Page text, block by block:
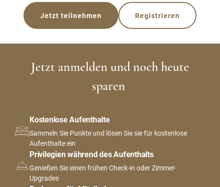
Jetzt teilnehmen Registrieren
Jetzt anmelden und noch heute
sparen
Kostenlose Aufenthalte
Sammeln Sie Punkte und lösen Sie sie für kostenlose
Aufenthalte ein
Privilegien während des Aufenthalts
Genießen Sie einen frühen Check-in oder Zimmer-
Upgrades